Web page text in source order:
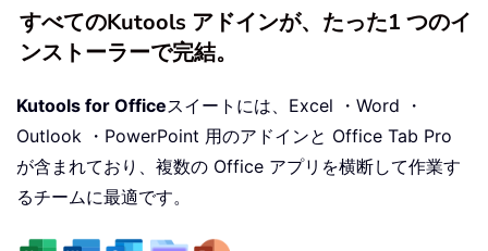
すべてのKutools アドインが、たった1 つのイ
ンストーラーで完結。
Kutools for Officeスイートには、Excel ・Word ・
Outlook ・PowerPoint 用のアドインと Office Tab Pro
が含まれており、複数の Office アプリを横断して作業す
るチームに最適です。